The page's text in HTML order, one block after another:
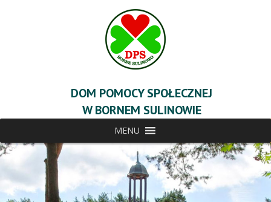
DOM POMOCY SPOŁECZNEJ
W BORNEM SULINOWIE
MENU